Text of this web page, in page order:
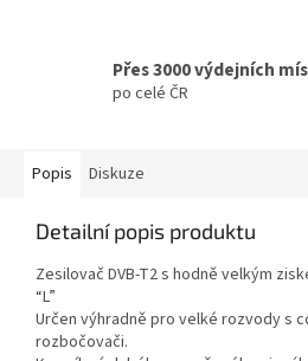
Přes 3000 výdejních
po celé ČR
Popis Diskuze
Detailní popis produktu
Zesilovač DVB-T2 s hodně velkým
“L”
Určen výhradně pro velké rozvody s
rozbočovači.